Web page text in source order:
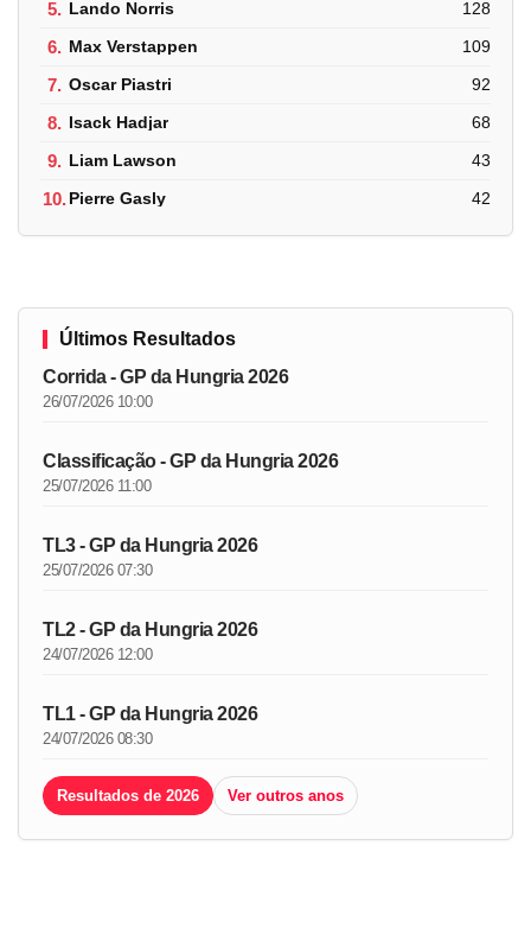
5. Lando Norris 128
6. Max Verstappen 109
7. Oscar Piastri 92
8. Isack Hadjar 68
9. Liam Lawson 43
10.Pierre Gasly 42
Últimos Resultados
Corrida - GP da Hungria 2026
26/07/2026 10:00
Classificação - GP da Hungria 2026
25/07/2026 11:00
TL3 - GP da Hungria 2026
25/07/2026 07:30
TL2 - GP da Hungria 2026
24/07/2026 12:00
TL1 - GP da Hungria 2026
24/07/2026 08:30
Resultados de 2026 Ver outros anos